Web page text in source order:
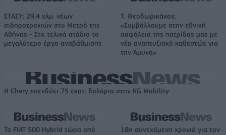
ΣΤΑΣΥ: 29,4 χλμ. νέων
σιδηροτροχιών στο Μετρό της
Αθήνας - Στο τελικό στάδιο το
μεγαλύτερο έργο αναβάθμισης
Τ. Θεοδωρικάκος:
«Συμβάλλουμε στην εθνική
ασφάλεια της πατρίδας μας με
νέο αναπτυξιακό καθεστώς για
την Άμυνα»
Η Chery επενδύει 75 εκατ. δολάρια στην KG Mobility
Το FIAT 500 Hybrid τώρα από
18η συνεχόμενη χρονιά για τον